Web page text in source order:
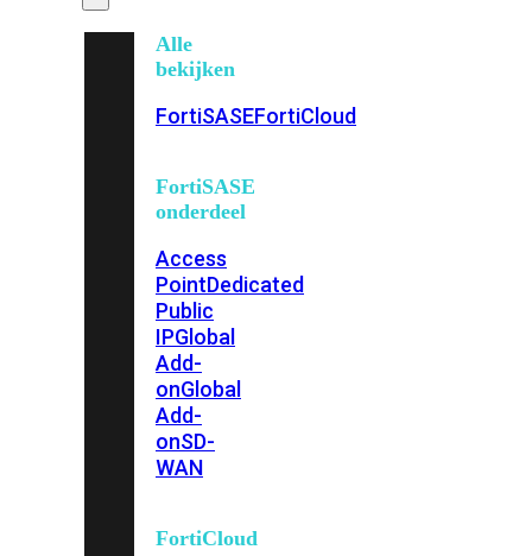
Alle
bekijken
FortiSASEFortiCloud
FortiSASE
onderdeel
Access
PointDedicated
Public
IPGlobal
Add-
onGlobal
Add-
onSD-
WAN
FortiCloud